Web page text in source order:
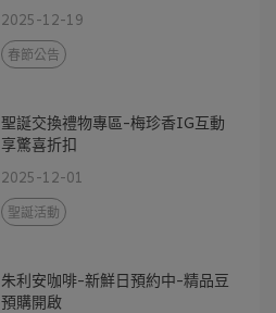
2025-12-19
春節公告
聖誕交換禮物專區-梅珍香IG互動
享驚喜折扣
2025-12-01
聖誕活動
朱利安咖啡-新鮮日預約中-精品豆
預購開啟